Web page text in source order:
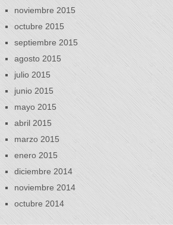
noviembre 2015
octubre 2015
septiembre 2015
agosto 2015
julio 2015
junio 2015
mayo 2015
abril 2015
marzo 2015
enero 2015
diciembre 2014
noviembre 2014
octubre 2014